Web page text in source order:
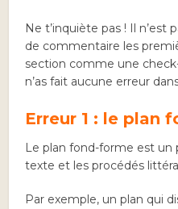
Ne t’inquiète pas ! Il n’est
de commentaire les
section comme une
n’as fait aucune erreur
Erreur 1 : le plan
Le plan fond-forme est un
texte et les procédés
Par exemple, un plan qui